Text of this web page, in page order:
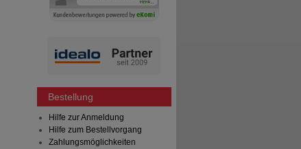
Bestellung
Hilfe zur Anmeldung
Hilfe zum Bestellvorgang
Zahlungsmöglichkeiten